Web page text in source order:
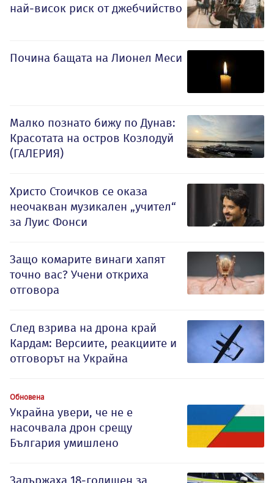
най-висок риск от джебчийство
Почина бащата на Лионел Меси
Малко познато бижу по Дунав:
Красотата на остров Козлодуй
(ГАЛЕРИЯ)
Христо Стоичков се оказа
неочакван музикален „учител“
за Луис Фонси
Защо комарите винаги хапят
точно вас? Учени откриха
отговора
След взрива на дрона край
Кардам: Версиите, реакциите и
отговорът на Украйна
Обновена
Украйна увери, че не е
насочвала дрон срещу
България умишлено
Задържаха 18-годишен за